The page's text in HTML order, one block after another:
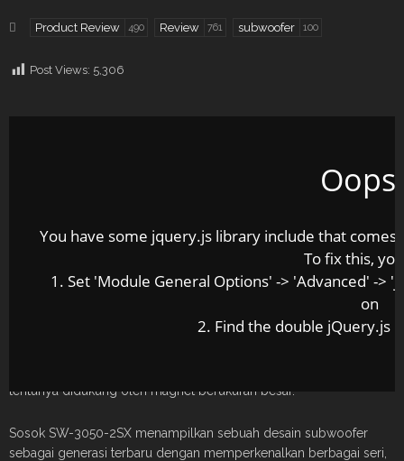
Product Review 490 Review 761 subwoofer 100
Post Views: 5,306
You have some jquery.js library include that
To fix this,
1. Set 'Module General Options' -> 'Advanced' ->
on
2. Find the double jQuery.js
Â – Kekuatan bass rendah yang solid
memang tak lepas dari kontribusi driver sub yang baik, sedangkan
tersebut agar dapat merepro frekuensi rendah tanpa cacat, ini juga
yang menjadi perhatian Rogerâ€™s sebagai salah satu brand
konstruksi basket dari subwoofer buatan Rogerâ€™s SW-3050-
tentunya didukung oleh magnet berukuran besar.
Sosok SW-3050-2SX menampilkan sebuah desain subwoofer
sebagai generasi terbaru dengan memperkenalkan berbagai seri,